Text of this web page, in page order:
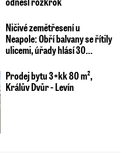
Ničivé zemětřesení u
Neapole: Obří balvany se řítily
ulicemi, úřady hlásí 30…
Prodej bytu 3+kk 80 m²,
Králův Dvůr - Levín